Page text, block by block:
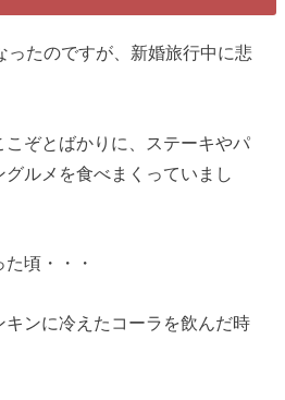
ったのですが、新婚旅行中に悲
ぞとばかりに、ステーキやパ
ルメを食べまくっていまし
頃・・・
ンに冷えたコーラを飲んだ時